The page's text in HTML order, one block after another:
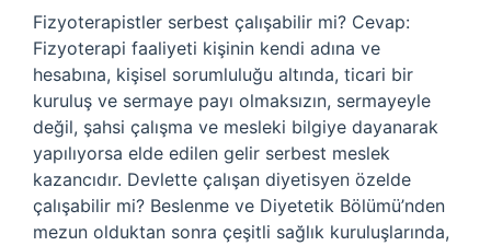
Fizyoterapistler serbest çalışabilir mi? Cevap:
Fizyoterapi faaliyeti kişinin kendi adına ve
hesabına, kişisel sorumluluğu altında, ticari bir
kuruluş ve sermaye payı olmaksızın, sermayeyle
değil, şahsi çalışma ve mesleki bilgiye dayanarak
yapılıyorsa elde edilen gelir serbest meslek
kazancıdır. Devlette çalışan diyetisyen özelde
çalışabilir mi? Beslenme ve Diyetetik Bölümü’nden
mezun olduktan sonra çeşitli sağlık kuruluşlarında,